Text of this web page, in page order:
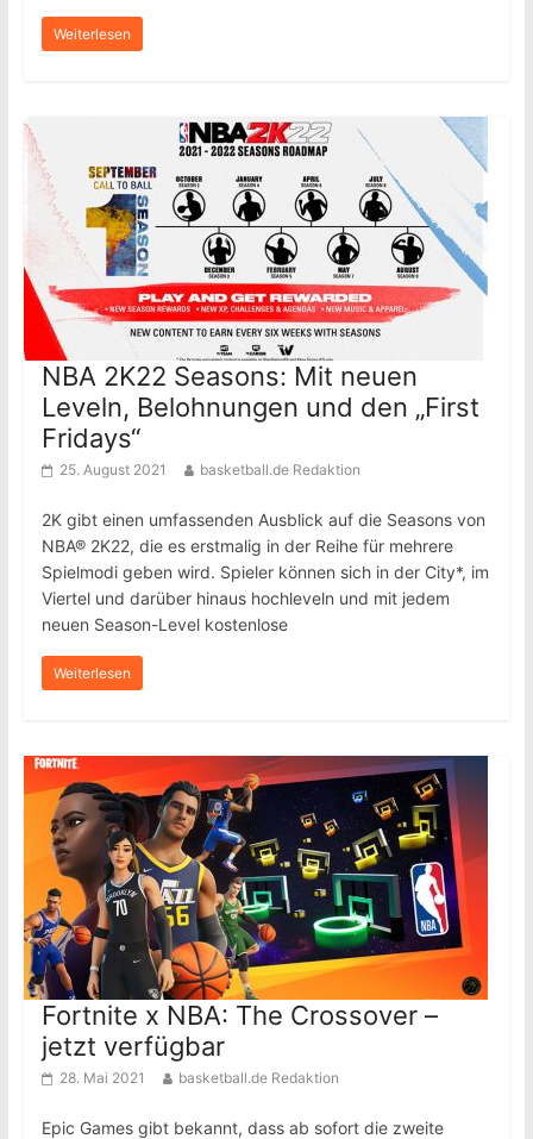
Weiterlesen
NBA 2K22 Seasons: Mit neuen
Leveln, Belohnungen und den „First
Fridays“
25. August 2021 basketball.de Redaktion
2K gibt einen umfassenden Ausblick auf die Seasons von
NBA® 2K22, die es erstmalig in der Reihe für mehrere
Spielmodi geben wird. Spieler können sich in der City*, im
Viertel und darüber hinaus hochleveln und mit jedem
neuen Season-Level kostenlose
Weiterlesen
Fortnite x NBA: The Crossover –
jetzt verfügbar
28. Mai 2021 basketball.de Redaktion
Epic Games gibt bekannt, dass ab sofort die zweite